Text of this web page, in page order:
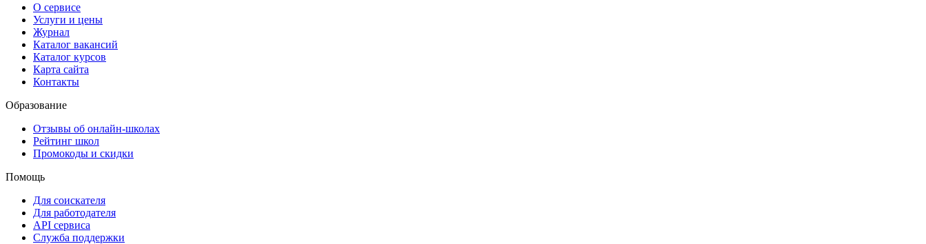
О сервисе
Услуги и цены
Журнал
Каталог вакансий
Каталог курсов
Карта сайта
Контакты
Образование
Отзывы об онлайн-школах
Рейтинг школ
Промокоды и скидки
Помощь
Для соискателя
Для работодателя
API сервиса
Служба поддержки